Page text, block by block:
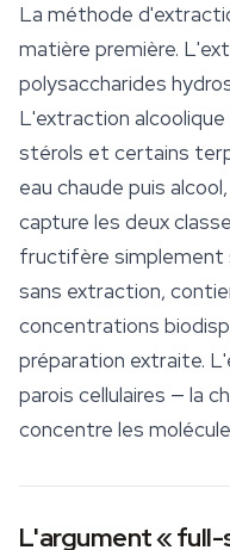
La méthode
matière première.
polysaccharides
L'extraction
stérols et certains
eau chaude puis
capture les deux
fructifère simplement
sans extraction,
concentrations
préparation extraite.
parois cellulaires — la
concentre les
L'argument «